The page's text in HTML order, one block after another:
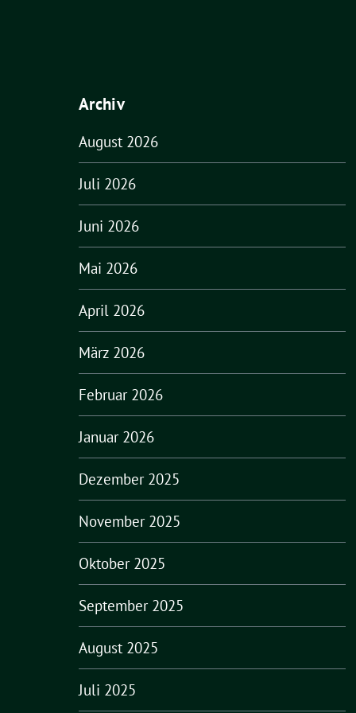
Archiv
August 2026
Juli 2026
Juni 2026
Mai 2026
April 2026
März 2026
Februar 2026
Januar 2026
Dezember 2025
November 2025
Oktober 2025
September 2025
August 2025
Juli 2025